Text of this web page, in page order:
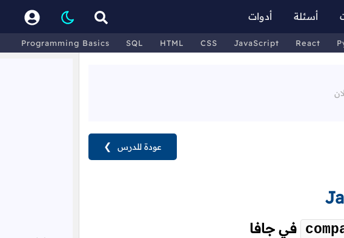
أسئلة أدوات
Programming Basics SQL HTML CSS JavaScript React
عودة للدرس ❯
في جافا